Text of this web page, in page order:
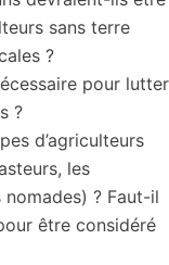
sans terre
?
pour lutter
?
d’agriculteurs
les
? Faut-il
être considéré